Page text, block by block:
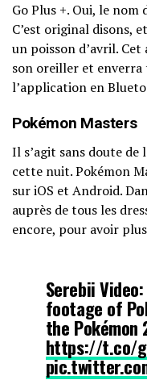
Go Plus +. Oui, le nom
C’est original disons,
un poisson d’avril. Cet
son oreiller et enverra
l’application en
Pokémon Masters
Il s’agit sans doute
cette nuit. Pokémon
sur iOS et Android.
auprès de tous les
encore, pour avoir
Serebii
footage of
the Pokémon
https://t.co/